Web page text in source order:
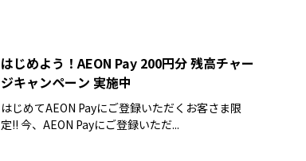
はじめよう！AEON Pay 200円分 残高チャー
ジキャンペーン 実施中
はじめてAEON Payにご登録いただくお客さま限
定!! 今、AEON Payにご登録いただ...